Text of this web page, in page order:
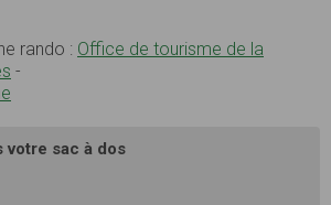
rando : Office de tourisme de la
-
votre sac à dos